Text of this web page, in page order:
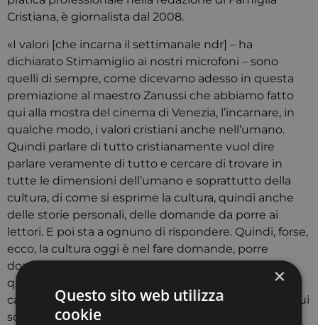
Cristiana, è giornalista dal 2008.
«I valori [che incarna il settimanale ndr] – ha
dichiarato Stimamiglio ai nostri microfoni – sono
quelli di sempre, come dicevamo adesso in questa
premiazione al maestro Zanussi che abbiamo fatto
qui alla mostra del cinema di Venezia, l’incarnare, in
qualche modo, i valori cristiani anche nell’umano.
Quindi parlare di tutto cristianamente vuol dire
parlare veramente di tutto e cercare di trovare in
tutte le dimensioni dell’umano e soprattutto della
cultura, di come si esprime la cultura, quindi anche
delle storie personali, delle domande da porre ai
lettori. E poi sta a ognuno di rispondere. Quindi, forse,
ecco, la cultura oggi è nel fare domande, porre
domande, non tanto nel dare la risposta. Quindi
questo è un po’ quello che dobbiamo fare sia sul
cartaceo che […] nelle altre dinamiche, soprattutto sui
social».
×
Questo sito web utilizza
cookie